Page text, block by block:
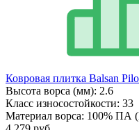
Ковровая плитка Balsan
Высота ворса (мм): 2.6
Класс износостойкости: 33
Материал ворса: 100% ПА